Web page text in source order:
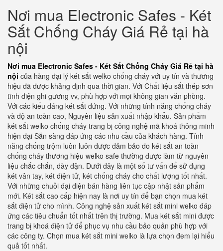
Nơi mua Electronic Safes - Két
Sắt Chống Cháy Giá Rẻ tại hà
nội
Nơi mua Electronic Safes - Két Sắt Chống Cháy Giá Rẻ tại hà
nội của hàng đại lý két sắt welko chống cháy với uy tín và thương
hiệu đã được khảng định qua thời gian. Với Chất liệu sắt thép sơn
tĩnh điện ghi gương vv, phù hợp với mọi không gian văn phòng.
Với các kiểu dáng két sắt đứng. Với những tính năng chống cháy
và độ an toàn cao, Nguyên liệu sản xuất nhập khẩu. Sản phẩm
két sắt welko chống cháy trang bị công nghệ mã khoá thông minh
hiện đại Sẵn sàng đáp ứng các nhu cầu của khách hàng. Tính
năng chống trộm luôn luôn được đảm bảo do két sắt an toàn
chống cháy thương hiệu welko safe thường được làm từ nguyên
liệu chắc chắn, dày dặn. Dưới đây là một số tư vấn để sử dụng
két vân tay, két điện tử, két chống cháy cho chất lượng tốt nhất.
Với những chuỗi đại diện bán hàng liên tục cập nhật sản phẩm
mới. Két sắt cao cấp hiện nay là nơi uy tín để bạn chọn mua két
sắt điện tử cho mình. Công nghệ sản xuất két sắt mini welko đáp
ứng các tiêu chuẩn tốt nhất trên thị trường. Mua két sắt mini được
trang bị khoá điện tử để phục vụ nhu cầu bảo quản phù hợp với
các công ty. Chọn mua két sắt mini welko là lựa chọn đem lại hiểu
quả tốt nhất.